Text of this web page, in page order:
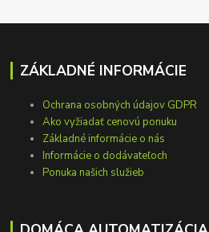
ZÁKLADNÉ INFORMÁCIE
Ochrana osobných údajov GDPR
Ako vyžiadať cenovú ponuku
Základné informácie o nás
Informácie o dodávateľoch
Ponuka našich služieb